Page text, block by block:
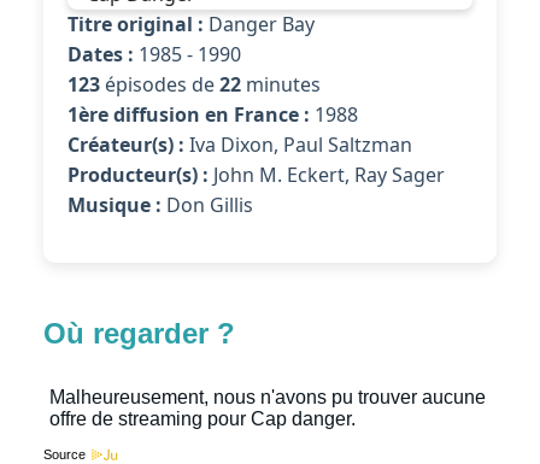
Titre original : Danger Bay
Dates : 1985 - 1990
123 épisodes de22 minutes
1ère diffusion en France : 1988
Créateur(s) : Iva Dixon, Paul Saltzman
Producteur(s) : John M. Eckert, Ray Sager
Musique : Don Gillis
Où regarder ?
Source